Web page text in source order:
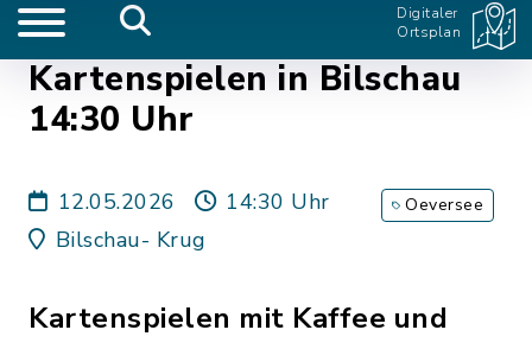
Digitaler
Ortsplan
Kartenspielen in Bilschau
14:30 Uhr
12.05.2026
14:30 Uhr
Bilschau- Krug
Oeversee
Kartenspielen mit Kaffee und